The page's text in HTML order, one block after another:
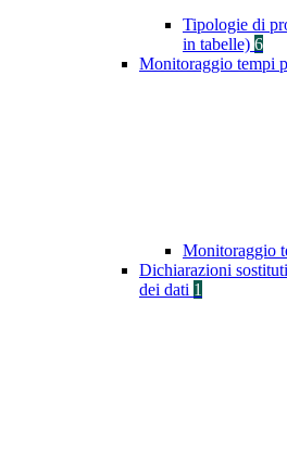
Tipologie di
in tabelle) 6
Monitoraggio tempi
Monitoraggio
Dichiarazioni
dei dati 1